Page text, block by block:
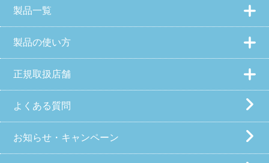
製品一覧
製品の使い方
正規取扱店舗
よくある質問
お知らせ・キャンペーン